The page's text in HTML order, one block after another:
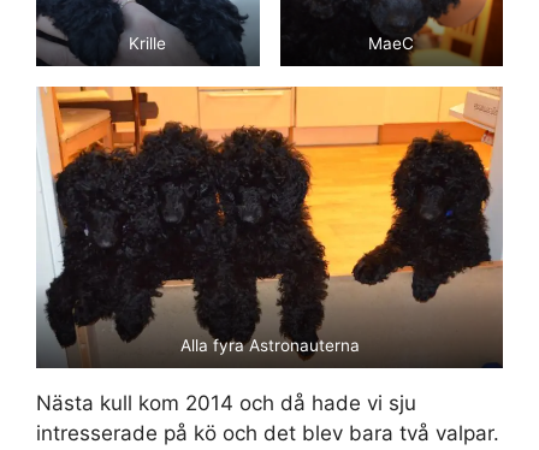
Krille MaeC
Alla fyra Astronauterna
Nästa kull kom 2014 och då hade vi sju
intresserade på kö och det blev bara två valpar.